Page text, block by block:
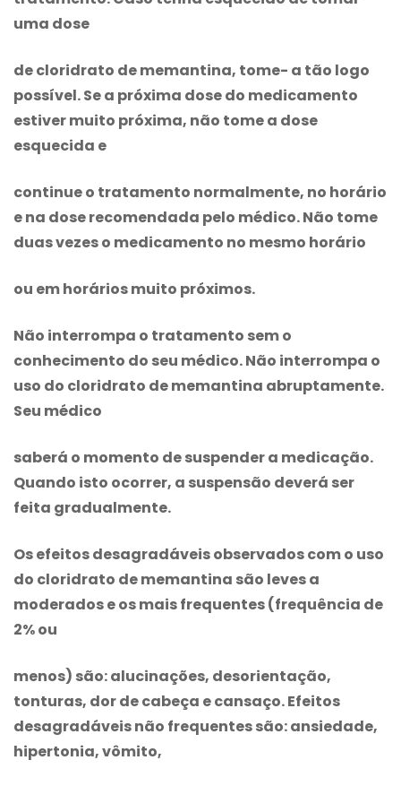
uma dose
decloridrato de memantina, tome- a tão logo
possível. Se a próxima dose do medicamento
estiver muito próxima, não tome a dose
esquecida e
continue o tratamento normalmente, no horário
e na dose recomendada pelo médico. Não tome
duas vezes o medicamento no mesmo horário
ou em horários muito próximos.
Não interrompa o tratamento sem o
conhecimento do seu médico. Não interrompa o
uso do cloridrato de memantina abruptamente.
Seu médico
saberá o momento de suspender a medicação.
Quando isto ocorrer, a suspensão deverá ser
feita gradualmente.
Os efeitos desagradáveis observados com o uso
do cloridrato de memantina são leves a
moderados e os mais frequentes (frequência de
2% ou
menos) são: alucinações, desorientação,
tonturas, dor de cabeça e cansaço. Efeitos
desagradáveis não frequentes são: ansiedade,
hipertonia, vômito,